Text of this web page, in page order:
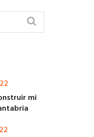
mi